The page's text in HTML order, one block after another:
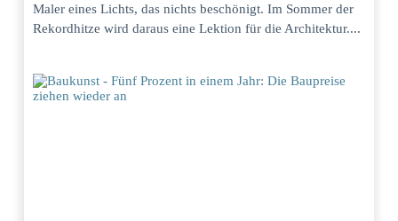
Maler eines Lichts, das nichts beschönigt. Im Sommer der
Rekordhitze wird daraus eine Lektion für die Architektur....